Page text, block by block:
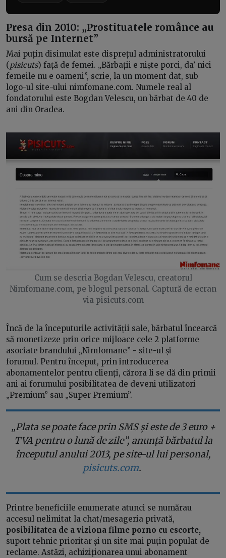
Presa din 2010: „Prostituatele românce au
bursă pe Internet”
Mai puțin disimulat este disprețul administratorului
(pisicuts) față de femei. „Bărbații e niște porci, da’ nici
femeile nu e oameni”, scrie, la un moment dat, sub
logo-ul site-ului nimfomane.com. Numele real al
fondatorului este Bogdan Velescu, un bărbat de 40 de
ani din Oradea.
Cum se descria Bogdan Velescu, creatorul
Nimfomane.com, pe blogul personal. Captură de ecran
via pisicuts.com
Încă de la începuturile activității sale, bărbatul încearcă
să monetizeze prin orice mijloace cele 2 platforme
asociate brandului „Nimfomane” - site-ul și
forumul. Pentru început, prin introducerea
abonamentelor pentru clienți, cărora li se dă din primii
ani ai forumului posibilitatea de deveni utilizatori
„Premium” sau „Super Premium”.
„Plata se poate face prin SMS și este de 3 euro +
TVA pentru o lună de zile”, anunță bărbatul la
începutul anului 2013, pe site-ul lui personal,
pisicuts.com.
Printre beneficiile enumerate atunci se numărau
accesul nelimitat la chat/mesageria privată,
posibilitatea de a viziona filme porno cu escorte,
suport tehnic prioritar și un site mai puțin populat de
reclame. Astăzi, achiziționarea unui abonament